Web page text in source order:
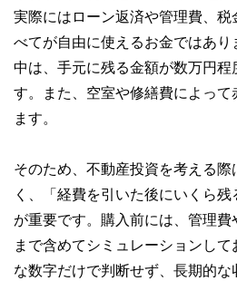
実際にはローン返済や管理費、
べてが自由に使えるお金ではあ
中は、手元に残る金額が数万円程
す。また、空室や修繕費によって
ます。
そのため、不動産投資を考える
く、「経費を引いた後にいくら
が重要です。購入前には、管理
まで含めてシミュレーションし
な数字だけで判断せず、長期的